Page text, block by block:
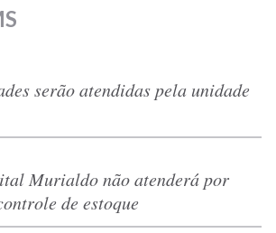
serão atendidas pela unidade
Murialdo não atenderá por
de estoque